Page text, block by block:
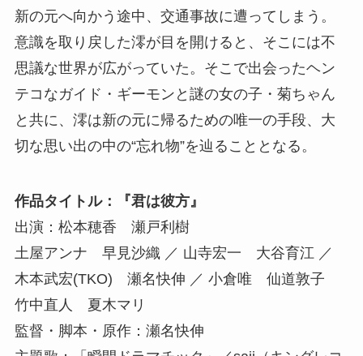
新の元へ向かう途中、交通事故に遭ってしまう。
意識を取り戻した澪が目を開けると、そこには不
思議な世界が広がっていた。そこで出会ったヘン
テコなガイド・ギーモンと謎の女の子・菊ちゃん
と共に、澪は新の元に帰るための唯一の手段、大
切な思い出の中の“忘れ物”を辿ることとなる。
作品タイトル：『君は彼方』
出演：松本穂香 瀬戸利樹
土屋アンナ 早見沙織 ／ 山寺宏一 大谷育江 ／
木本武宏(TKO) 瀬名快伸 ／ 小倉唯 仙道敦子
竹中直人 夏木マリ
監督・脚本・原作：瀬名快伸